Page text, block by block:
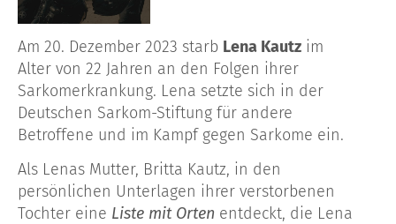
Am 20. Dezember 2023 starb Lena Kautz im
Alter von 22 Jahren an den Folgen ihrer
Sarkomerkrankung. Lena setzte sich in der
Deutschen Sarkom-Stiftung für andere
Betroffene und im Kampf gegen Sarkome ein.
Als Lenas Mutter, Britta Kautz, in den
persönlichen Unterlagen ihrer verstorbenen
Tochter eine Liste mit Orten entdeckt, die Lena